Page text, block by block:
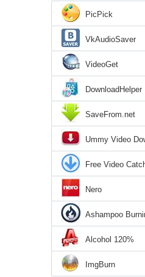
PicPick
VkAudioSaver
VideoGet
DownloadHelper
SaveFrom.net
Ummy Video
Free Video
Nero
Ashampoo
Alcohol 120%
ImgBurn